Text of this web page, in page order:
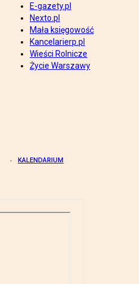
E-gazety.pl
Nexto.pl
Mała księgowość
Kancelarierp.pl
Wieści Rolnicze
Życie Warszawy
KALENDARIUM